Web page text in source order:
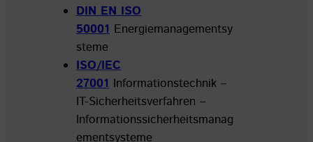
DIN EN ISO
50001 Energiemanagementsy
steme
ISO/IEC
27001 Informationstechnik –
IT-Sicherheitsverfahren –
Informationssicherheitsmanag
ementsysteme